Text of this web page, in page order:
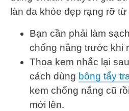
làn da khỏe đẹp rạng rỡ từ
Bạn cần phải làm
chống nắng trước khi
Thoa kem nhắc lại
cách dùng bông tẩy
kem chống nắng cũ
mới lên.